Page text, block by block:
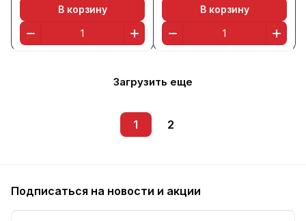
В корзину В корзину
Загрузить еще
1 2
Подписаться на новости и акции